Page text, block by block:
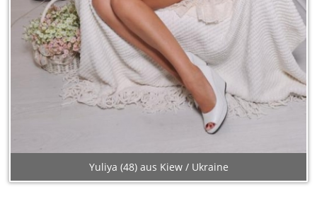
Yuliya (48) aus Kiew / Ukraine